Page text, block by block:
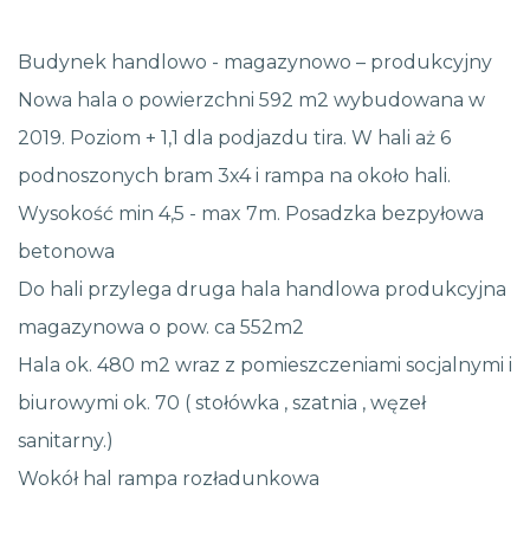
Budynek handlowo - magazynowo – produkcyjny
Nowa hala o powierzchni 592 m2 wybudowana w
2019. Poziom + 1,1 dla podjazdu tira. W hali aż 6
podnoszonych bram 3x4 i rampa na około hali.
Wysokość min 4,5 - max 7m. Posadzka bezpyłowa
betonowa
Do hali przylega druga hala handlowa produkcyjna
magazynowa o pow. ca 552m2
Hala ok. 480 m2 wraz z pomieszczeniami socjalnymi i
biurowymi ok. 70 ( stołówka , szatnia , węzeł
sanitarny.)
Wokół hal rampa rozładunkowa